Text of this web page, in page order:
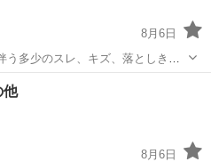
8月6日
地でご確認ください ・お値引きは
古品のため、状態についてはご
箱
他
8月6日